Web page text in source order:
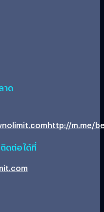
าด
http://m.me/
ดต่อได้ที่